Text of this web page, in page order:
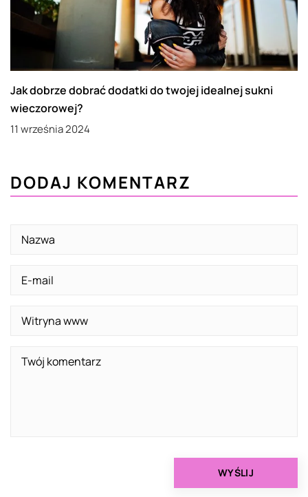
Jak dobrze dobrać dodatki do twojej idealnej sukni
wieczorowej?
11 września 2024
DODAJ KOMENTARZ